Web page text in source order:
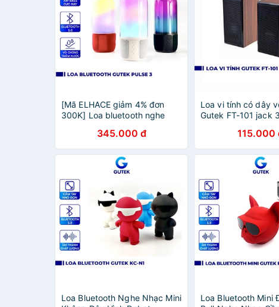
[Mã ELHACE giảm 4% đơn
300K] Loa bluetooth nghe
Gutek Pulse 3 có đèn led
nháy theo nhạc
345.000 đ
Loa vi tính có dây
Gutek FT-101 jack
115.000
Loa Bluetooth Nghe Nhạc Mini
Loa Bluetooth Mini